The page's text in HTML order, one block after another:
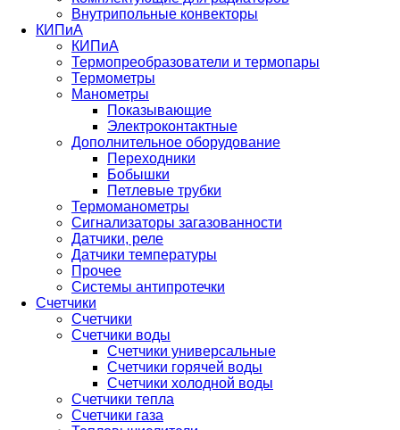
Внутрипольные конвекторы
КИПиА
КИПиА
Термопреобразователи и термопары
Термометры
Манометры
Показывающие
Электроконтактные
Дополнительное оборудование
Переходники
Бобышки
Петлевые трубки
Термоманометры
Сигнализаторы загазованности
Датчики, реле
Датчики температуры
Прочее
Системы антипротечки
Счетчики
Счетчики
Счетчики воды
Счетчики универсальные
Счетчики горячей воды
Счетчики холодной воды
Счетчики тепла
Счетчики газа